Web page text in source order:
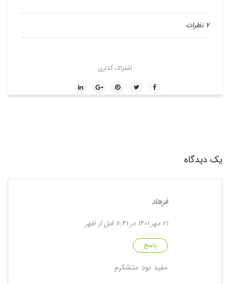
7 نظرات
اشتراک گذاری
یک دیدگاه
فرهاد
21 مهر 1401 در 7:41 قبل از ظهر
پاسخ
مفید بود متشکرم